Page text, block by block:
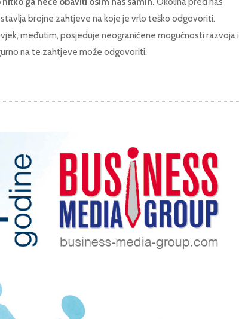
brojne zahtjeve na koje je vrlo teško odgovoriti.
međutim, posjeduje neograničene mogućnosti razvoja i
na te zahtjeve može odgovoriti.